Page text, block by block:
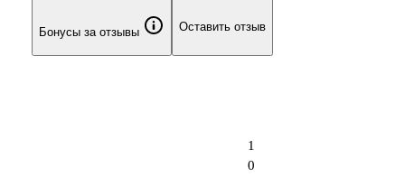
Бонусы за отзывы Оставить отзыв
0
1